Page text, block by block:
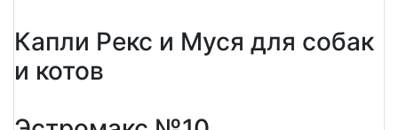
Капли Рекс и Муся для собак
и котов